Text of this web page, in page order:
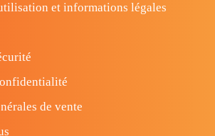
et informations légales
de vente